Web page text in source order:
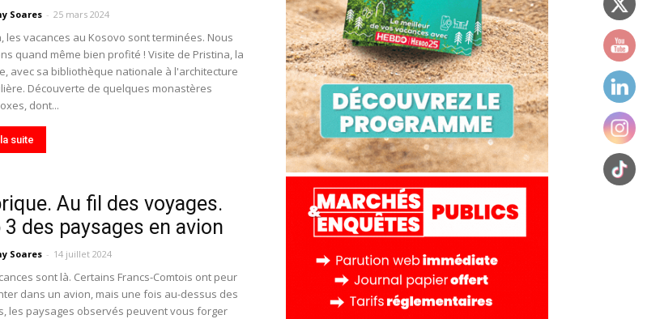
Soares - 25 mars 2024
les vacances au Kosovo sont terminées. Nous
quand même bien profité ! Visite de Pristina, la
avec sa bibliothèque nationale à l'architecture
Découverte de quelques monastères
dont...
suite
Au fil des voyages.
3 des paysages en avion
Soares - 14 juillet 2024
sont là. Certains Francs-Comtois ont peur
dans un avion, mais une fois au-dessus des
les paysages observés peuvent vous forger